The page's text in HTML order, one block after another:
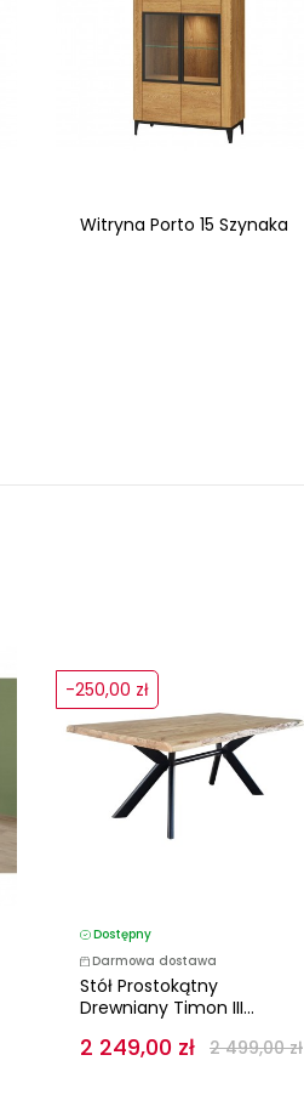
Witryna Porto 15 Szynaka
Dostępny
Darmowa dostawa
Stół Prostokątny
Drewniany Timon III...
2 249,00 zł 2 499,00 zł
-250,00 zł